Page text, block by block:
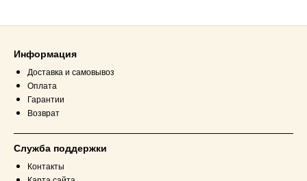
Информация
Доставка и самовывоз
Оплата
Гарантии
Возврат
Служба поддержки
Контакты